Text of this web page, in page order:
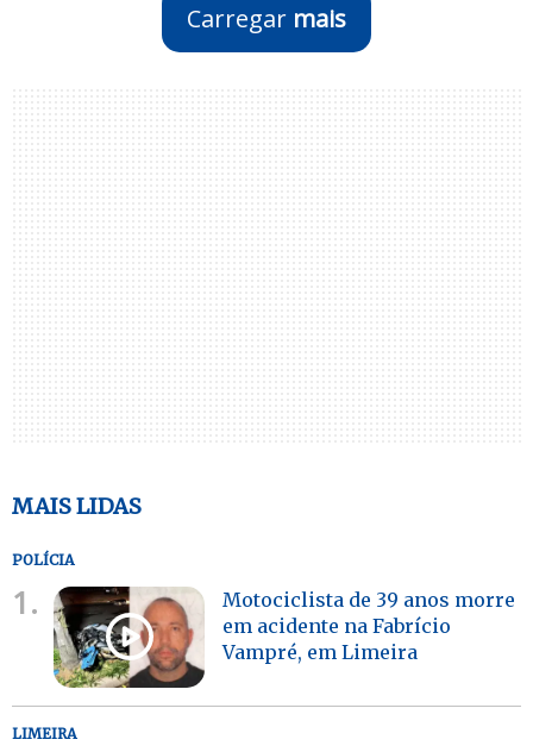
Carregar mais
MAIS LIDAS
POLÍCIA
1.
Motociclista de 39 anos morre
em acidente na Fabrício
Vampré, em Limeira
LIMEIRA